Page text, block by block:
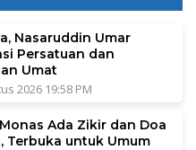
Nasaruddin Umar
Persatuan dan
Umat
2026 19:58 PM
Ada Zikir dan Doa
Terbuka untuk Umum